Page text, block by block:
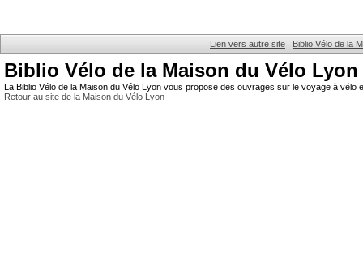
Lien vers autre site Biblio Vélo de la
Biblio Vélo de la Maison du Vélo Lyon
La Biblio Vélo de la Maison du Vélo Lyon vous propose des ouvrages sur le voyage à
Retour au site de la Maison du Vélo Lyon